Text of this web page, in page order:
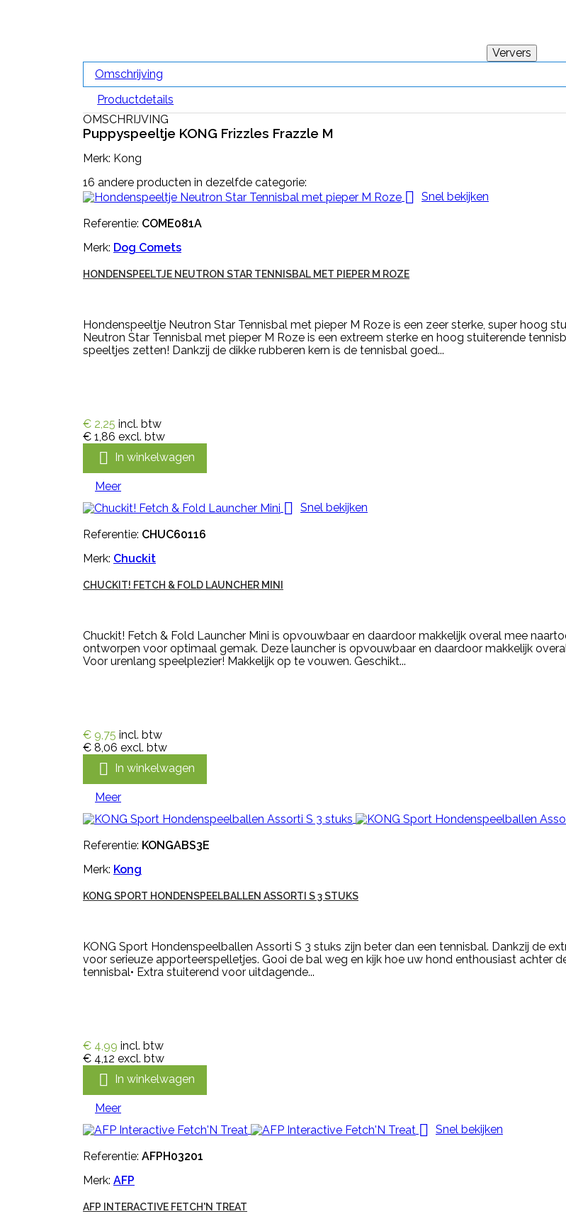
Omschrijving
Productdetails
OMSCHRIJVING
Puppyspeeltje KONG Frizzles Frazzle M
Merk: Kong
16 andere producten in dezelfde categorie:
 Snel bekijken
Referentie: COME081A
Merk: Dog Comets
HONDENSPEELTJE NEUTRON STAR TENNISBAL MET PIEPER M ROZE
Hondenspeeltje Neutron Star Tennisbal met pieper M Roze is een zeer sterke, super hoog
Neutron Star Tennisbal met pieper M Roze is een extreem sterke en hoog stuiterende
speeltjes zetten! Dankzij de dikke rubberen kern is de tennisbal goed...
€ 2,25 incl. btw
€ 1,86 excl. btw
 In winkelwagen
Meer
 Snel bekijken
Referentie: CHUC60116
Merk: Chuckit
CHUCKIT! FETCH & FOLD LAUNCHER MINI
Chuckit! Fetch & Fold Launcher Mini is opvouwbaar en daardoor makkelijk overal mee
ontworpen voor optimaal gemak. Deze launcher is opvouwbaar en daardoor makkelijk
Voor urenlang speelplezier! Makkelijk op te vouwen. Geschikt...
€ 9,75 incl. btw
€ 8,06 excl. btw
 In winkelwagen
Meer
Referentie: KONGABS3E
Merk: Kong
KONG SPORT HONDENSPEELBALLEN ASSORTI S 3 STUKS
KONG Sport Hondenspeelballen Assorti S 3 stuks zijn beter dan een tennisbal. Dankzij de
voor serieuze apporteerspelletjes. Gooi de bal weg en kijk hoe uw hond enthousiast achter
tennisbal• Extra stuiterend voor uitdagende...
€ 4,99 incl. btw
€ 4,12 excl. btw
 In winkelwagen
Meer
 Snel bekijken
Referentie: AFPH03201
Merk: AFP
AFP INTERACTIVE FETCH'N TREAT